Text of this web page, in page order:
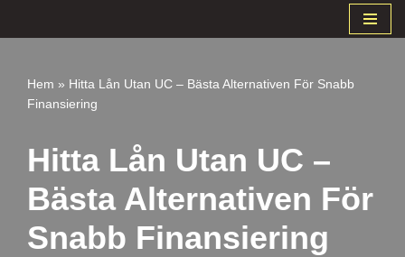
innehåll
Hem » Hitta Lån Utan UC – Bästa Alternativen För Snabb
Finansiering
Hitta Lån Utan UC –
Bästa Alternativen För
Snabb Finansiering